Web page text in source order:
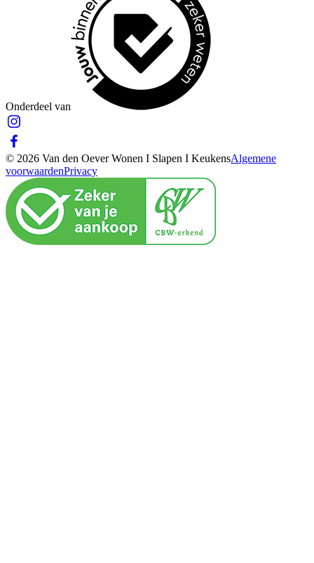
Onderdeel van
© 2026 Van den Oever Wonen I Slapen I KeukensAlgemene
voorwaardenPrivacy